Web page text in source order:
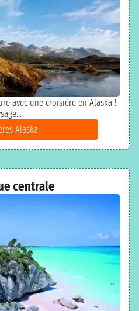
avec une croisière en Alaska !
Alaska
centrale